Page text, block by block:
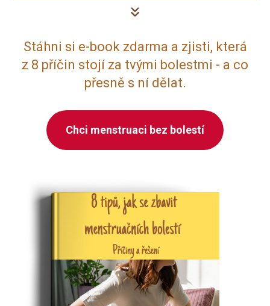
Stáhni si e-book zdarma a zjisti, která
z 8 příčin stojí za tvými bolestmi - a co
přesně s ní dělat.
Chci menstruaci bez bolestí